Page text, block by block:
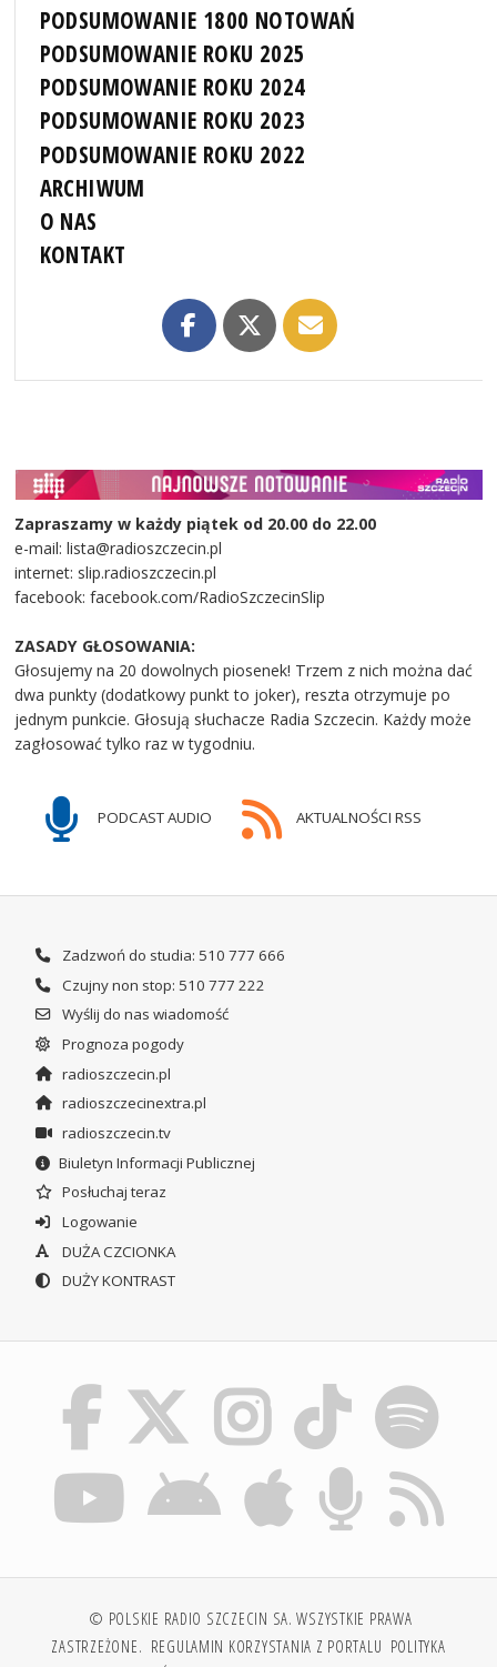
PODSUMOWANIE 1800 NOTOWAŃ
PODSUMOWANIE ROKU 2025
PODSUMOWANIE ROKU 2024
PODSUMOWANIE ROKU 2023
PODSUMOWANIE ROKU 2022
ARCHIWUM
O NAS
KONTAKT
Zapraszamy w każdy piątek od 20.00 do 22.00
e-mail: lista@radioszczecin.pl
internet: slip.radioszczecin.pl
facebook: facebook.com/RadioSzczecinSlip
ZASADY GŁOSOWANIA:
Głosujemy na 20 dowolnych piosenek! Trzem z nich można dać
dwa punkty (dodatkowy punkt to joker), reszta otrzymuje po
jednym punkcie. Głosują słuchacze Radia Szczecin. Każdy może
zagłosować tylko raz w tygodniu.
PODCAST AUDIO AKTUALNOŚCI RSS
Zadzwoń do studia: 510 777 666
Czujny non stop: 510 777 222
Wyślij do nas wiadomość
Prognoza pogody
radioszczecin.pl
radioszczecinextra.pl
radioszczecin.tv
Biuletyn Informacji Publicznej
Posłuchaj teraz
Logowanie
DUŻA CZCIONKA
DUŻY KONTRAST
© POLSKIE RADIO SZCZECIN SA. WSZYSTKIE PRAWA
ZASTRZEŻONE. REGULAMIN KORZYSTANIA Z PORTALU POLITYKA